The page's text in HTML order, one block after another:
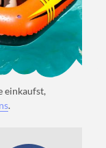
einkaufst,
.